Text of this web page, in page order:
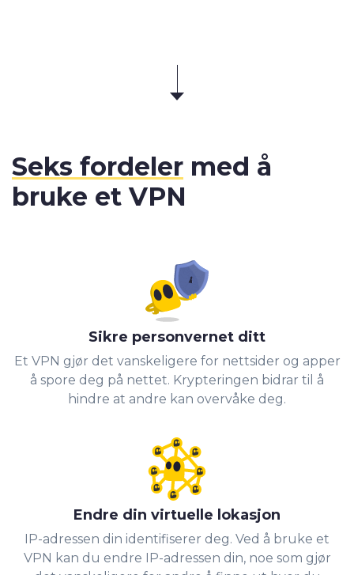
Seks fordeler med å
bruke et VPN
Sikre personvernet ditt
Et VPN gjør det vanskeligere for nettsider og apper
å spore deg på nettet. Krypteringen bidrar til å
hindre at andre kan overvåke deg.
Endre din virtuelle lokasjon
IP-adressen din identifiserer deg. Ved å bruke et
VPN kan du endre IP-adressen din, noe som gjør